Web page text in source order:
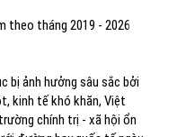
theo tháng 2019 - 2026
bị ảnh hưởng sâu sắc bởi
kinh tế khó khăn, Việt
chính trị - xã hội ổn